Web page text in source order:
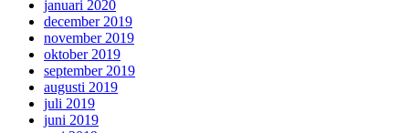
januari 2020
december 2019
november 2019
oktober 2019
september 2019
augusti 2019
juli 2019
juni 2019